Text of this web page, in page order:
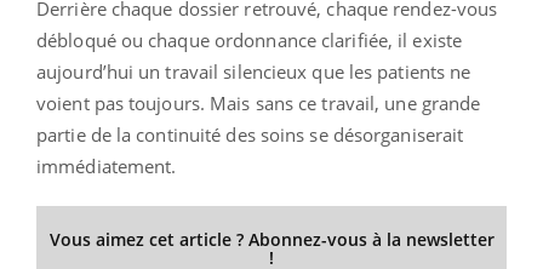
Derrière chaque dossier retrouvé, chaque rendez-vous
débloqué ou chaque ordonnance clarifiée, il existe
aujourd’hui un travail silencieux que les patients ne
voient pas toujours. Mais sans ce travail, une grande
partie de la continuité des soins se désorganiserait
immédiatement.
Vous aimez cet article ? Abonnez-vous à la newsletter
!